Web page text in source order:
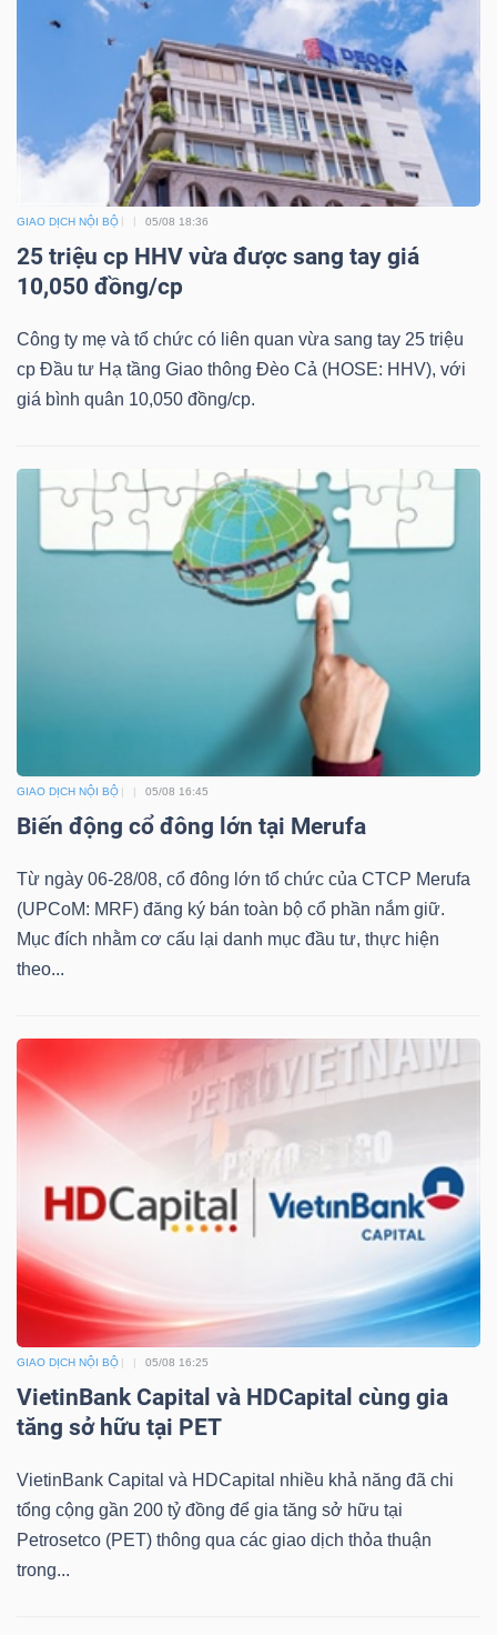
GIAO DỊCH NỘI BỘ 05/08 18:36
25 triệu cp HHV vừa được sang tay giá
10,050 đồng/cp
Công ty mẹ và tổ chức có liên quan vừa sang tay 25 triệu
cp Đầu tư Hạ tầng Giao thông Đèo Cả (HOSE: HHV), với
giá bình quân 10,050 đồng/cp.
GIAO DỊCH NỘI BỘ 05/08 16:45
Biến động cổ đông lớn tại Merufa
Từ ngày 06-28/08, cổ đông lớn tổ chức của CTCP Merufa
(UPCoM: MRF) đăng ký bán toàn bộ cổ phần nắm giữ.
Mục đích nhằm cơ cấu lại danh mục đầu tư, thực hiện
theo...
GIAO DỊCH NỘI BỘ 05/08 16:25
VietinBank Capital và HDCapital cùng gia
tăng sở hữu tại PET
VietinBank Capital và HDCapital nhiều khả năng đã chi
tổng cộng gần 200 tỷ đồng để gia tăng sở hữu tại
Petrosetco (PET) thông qua các giao dịch thỏa thuận
trong...